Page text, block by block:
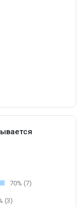
70% (7)
(3)